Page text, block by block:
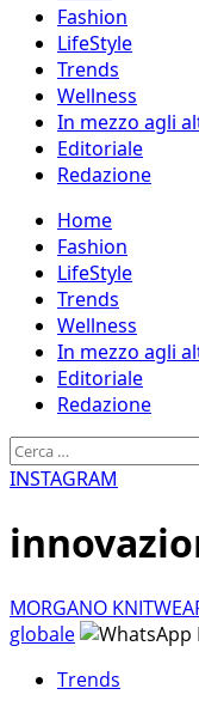
Fashion
LifeStyle
Trends
Wellness
In mezzo agli
Editoriale
Redazione
Menu
principale
Home
Fashion
LifeStyle
Trends
Wellness
In mezzo agli
Editoriale
Redazione
Ricerca
per:
INSTAGRAM
MORGANO
globale
Trends